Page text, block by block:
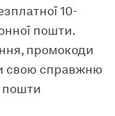
10-
пошти.
промокоди
свою справжню
пошти